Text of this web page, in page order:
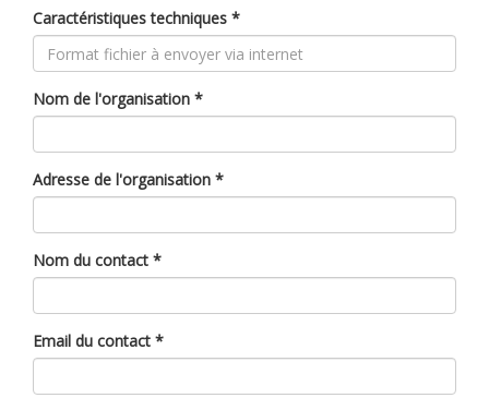
Caractéristiques techniques *
Nom de l'organisation *
Adresse de l'organisation *
Nom du contact *
Email du contact *